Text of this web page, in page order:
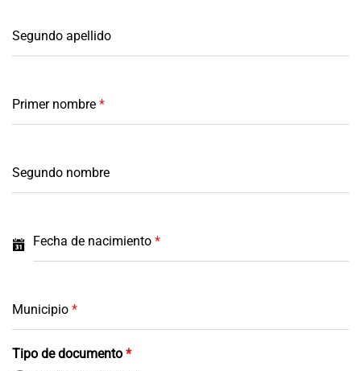
Segundo apellido
Primer nombre *
Segundo nombre
Fecha de nacimiento *
Municipio *
Tipo de documento *